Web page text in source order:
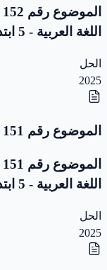
اللغة العربية - 5 ابتدائي
الحل
2025
الموضوع رقم 151
اللغة العربية - 5 ابتدائي
الحل
2025